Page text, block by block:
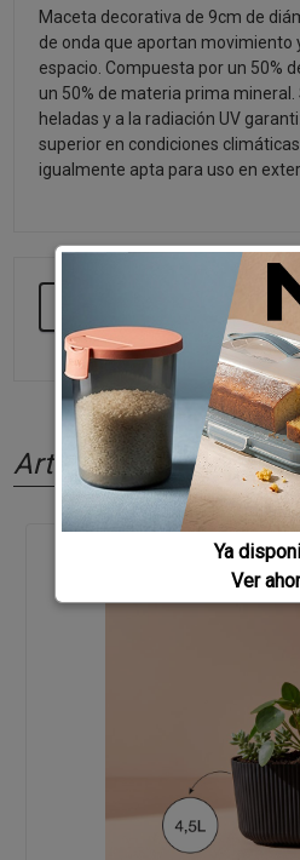
Maceta decorativa de 9cm de
de onda que aportan movimiento
espacio. Compuesta por un 50%
un 50% de materia prima mineral.
heladas y a la radiación UV
superior en condiciones
igualmente apta para uso en
SEGUIR
Artículos
Ya
Ver